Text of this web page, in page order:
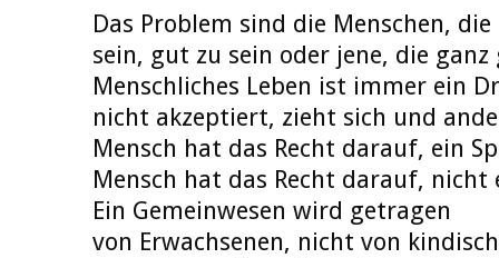
Das Problem sind die Menschen,
sein, gut zu sein oder jene, die
Menschliches Leben ist immer ein
nicht akzeptiert, zieht sich und
Mensch hat das Recht darauf, ein
Mensch hat das Recht darauf, nicht
Ein Gemeinwesen wird getragen
von Erwachsenen, nicht von